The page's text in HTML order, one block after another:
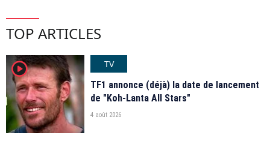
TOP ARTICLES
player2
TV
TF1 annonce (déjà) la date de lancement
de "Koh-Lanta All Stars"
4 août 2026